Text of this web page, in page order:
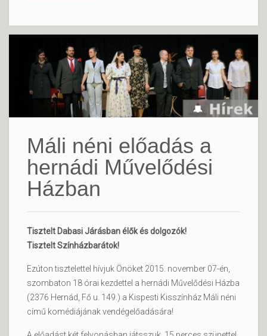
Máli néni előadás a
hernádi Művelődési
Házban
Tisztelt Dabasi Járásban élők és dolgozók!
Tisztelt Színházbarátok!
Ezúton tisztelettel hívjuk Önöket 2015. november 07-én,
szombaton 18 órai kezdettel a hernádi Művelődési Házba
(2376 Hernád, Fő u. 149.) a Kispesti Kisszínház Máli néni
című komédiájának vendégelőadására!